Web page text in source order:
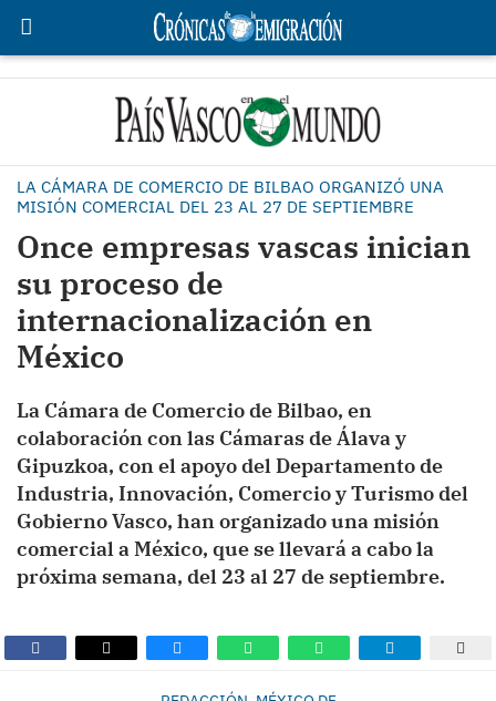
LA CÁMARA DE COMERCIO DE BILBAO ORGANIZÓ UNA
MISIÓN COMERCIAL DEL 23 AL 27 DE SEPTIEMBRE
Once empresas vascas inician
su proceso de
internacionalización en
México
La Cámara de Comercio de Bilbao, en
colaboración con las Cámaras de Álava y
Gipuzkoa, con el apoyo del Departamento de
Industria, Innovación, Comercio y Turismo del
Gobierno Vasco, han organizado una misión
comercial a México, que se llevará a cabo la
próxima semana, del 23 al 27 de septiembre.